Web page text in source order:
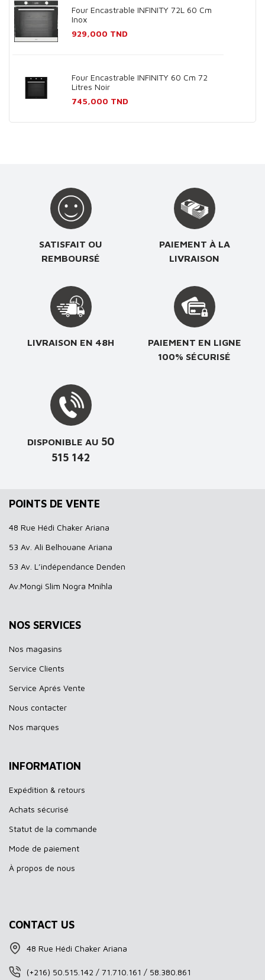
Four Encastrable INFINITY 72L 60 Cm
Inox
Prix
929,000 TND
Four Encastrable INFINITY 60 Cm 72
Litres Noir
Prix
745,000 TND
SATISFAIT OU
REMBOURSÉ
PAIEMENT À LA
LIVRAISON
LIVRAISON EN 48H
PAIEMENT EN LIGNE
100% SÉCURISÉ
DISPONIBLE AU 50
515 142
POINTS DE VENTE
48 Rue Hédi Chaker Ariana
53 Av. Ali Belhouane Ariana
53 Av. L’indépendance Denden
Av.Mongi Slim Nogra Mnihla
NOS SERVICES
Nos magasins
Service Clients
Service Aprés Vente
Nous contacter
Nos marques
INFORMATION
Expédition & retours
Achats sécurisé
Statut de la commande
Mode de paiement
À propos de nous
CONTACT US
48 Rue Hédi Chaker Ariana
(+216) 50.515.142 / 71.710.161 / 58.380.861